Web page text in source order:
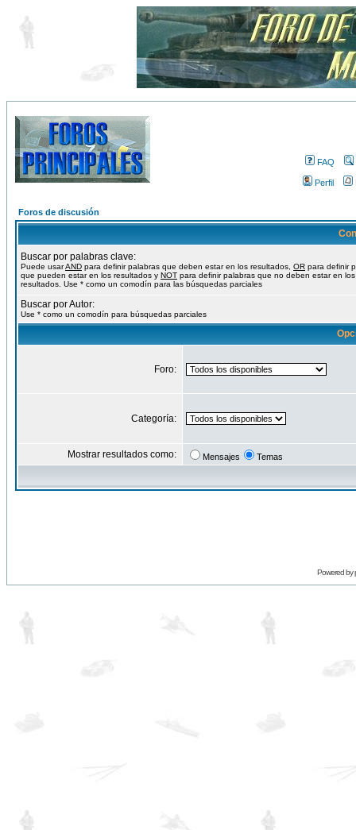
FAQ
Perfil
Foros de discusión
Buscar por palabras clave:
Puede usarAND para definir palabras que deben estar en los resultados, OR para definir
que pueden estar en los resultados y NOT para definir palabras que no deben estar en los
resultados. Use * como un comodín para las búsquedas parciales
Buscar por Autor:
Use * como un comodín para búsquedas parciales
Foro:
Categoría:
Mostrar resultados como: Mensajes Temas
Powered by